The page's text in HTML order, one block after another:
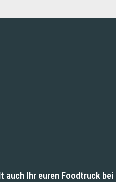
auch Ihr euren Foodtruck bei